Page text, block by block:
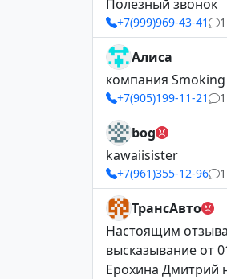
Полезный звонок
+7(999)969-43-41 1
Алиса
компания
+7(905)199-11-21 1
bog
kawaiisister
+7(961)355-12-96 1
ТрансАвто
Настоящим
высказывание от
Ерохина Дмитрий